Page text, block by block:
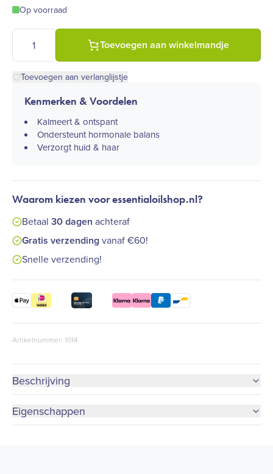
Op voorraad
doTERRA Scharlei essentiële olie - Clary Sage, 15 ml (Salvia
Toevoegen aan winkelmandje
Toevoegen aan verlanglijstje
Kenmerken & Voordelen
Kalmeert & ontspant​
Ondersteunt hormonale balans​
Verzorgt huid & haar​
Waarom kiezen voor essentialoilshop.nl?
Betaal 30 dagen achteraf
Gratis verzendingvanaf €60!
Snelle verzending!
Artikelnummer: 1014
Beschrijving
Eigenschappen